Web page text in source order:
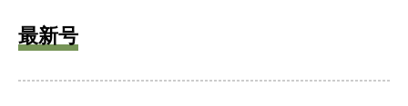
最新号